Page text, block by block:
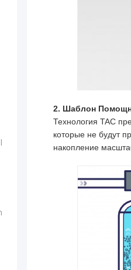
2. Шаблон
Технология TAC
которые не будут
накопление